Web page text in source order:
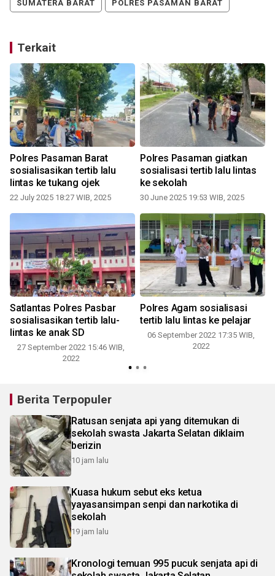
SUMATERA BARAT POLRES PASAMAN BARAT
Terkait
Polres Pasaman Barat
sosialisasikan tertib lalu
lintas ke tukang ojek
22 July 2025 18:27 WIB, 2025
Polres Pasaman giatkan
sosialisasi tertib lalu lintas
ke sekolah
30 June 2025 19:53 WIB, 2025
Satlantas Polres Pasbar
sosialisasikan tertib lalu-
lintas ke anak SD
27 September 2022 15:46 WIB,
2022
Polres Agam sosialisasi
tertib lalu lintas ke pelajar
06 September 2022 17:35 WIB,
2022
Berita Terpopuler
Ratusan senjata api yang ditemukan di
sekolah swasta Jakarta Selatan diklaim
berizin
10 jam lalu
Kuasa hukum sebut eks ketua
yayasansimpan senpi dan narkotika di
sekolah
19 jam lalu
Kronologi temuan 995 pucuk senjata api di